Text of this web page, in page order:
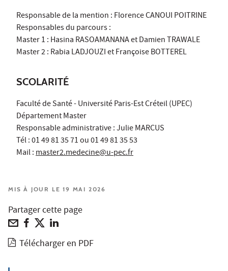
Responsable de la mention : Florence CANOUI POITRINE
Responsables du parcours :
Master 1 : Hasina RASOAMANANA et Damien TRAWALE
Master 2 : Rabia LADJOUZI et Françoise BOTTEREL
SCOLARITÉ
Faculté de Santé - Université Paris-Est Créteil (UPEC)
Département Master
Responsable administrative : Julie MARCUS
Tél : 01 49 81 35 71 ou 01 49 81 35 53
Mail :master2.medecine@u-pec.fr
MIS À JOUR LE 19 MAI 2026
Partager cette page
Télécharger en PDF